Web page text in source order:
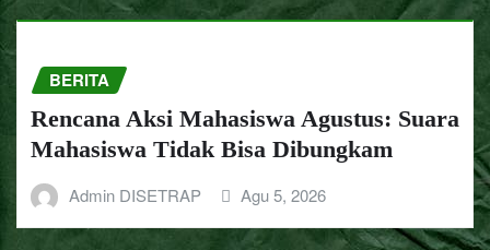
BERITA
Rencana Aksi Mahasiswa Agustus: Suara
Mahasiswa Tidak Bisa Dibungkam
Admin DISETRAP Agu 5, 2026